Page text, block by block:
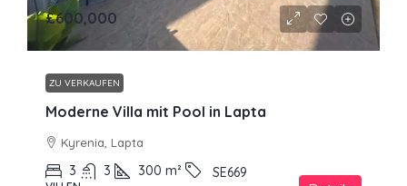
£600,000
ZU VERKAUFEN
Moderne Villa mit Pool in Lapta
Kyrenia, Lapta
3 3 300 m² SE669